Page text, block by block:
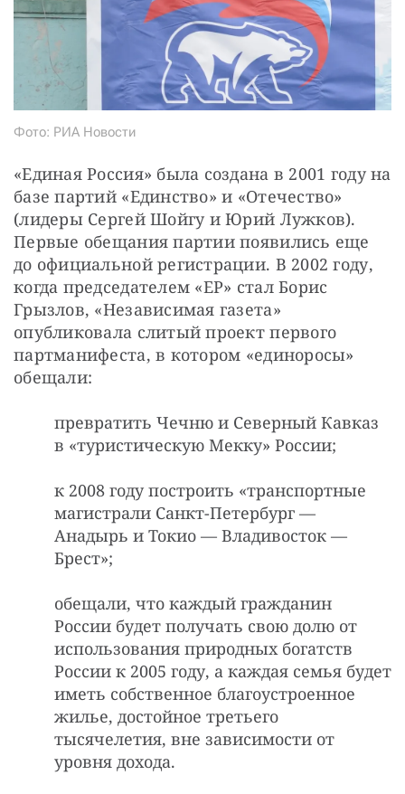
Фото: РИА Новости
«Единая Россия» была создана в 2001 году на
базе партий «Единство» и «Отечество»
(лидеры Сергей Шойгу и Юрий Лужков).
Первые обещания партии появились еще
до официальной регистрации. В 2002 году,
когда председателем «ЕР» стал Борис
Грызлов, «Независимая газета»
опубликовала слитый проект первого
партманифеста, в котором «единоросы»
обещали:
превратить Чечню и Северный Кавказ
в «туристическую Мекку» России;
к 2008 году построить «транспортные
магистрали Санкт-Петербург —
Анадырь и Токио — Владивосток —
Брест»;
обещали, что каждый гражданин
России будет получать свою долю от
использования природных богатств
России к 2005 году, а каждая семья будет
иметь собственное благоустроенное
жилье, достойное третьего
тысячелетия, вне зависимости от
уровня дохода.